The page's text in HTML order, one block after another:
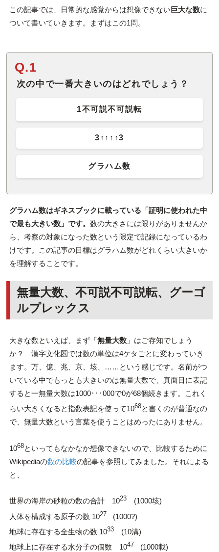
この記事では、日常的な感覚からは想像できない 巨大な数に
ついて書いていきます。まずはこの1問。
Q.1
次の中で一番大きいのはどれでしょう？
1不可説不可説転
3↑↑↑↑3
グラハム数
グラハム数はギネスブックに載っている「証明に使われた中
で最も大きい数」です。 数の大きさには限りがありませんか
ら、考察の対象になった数という限定で記録になっているわ
けです。この記事の目標はグラハム数がどれくらい大きいか
を理解することです。
無量大数、不可説不可説転、グーゴ
ルプレックス
大きな数といえば、まず「無量大数」はご存知でしょう
か？ 漢字文化圏では数の単位は4ケタごとに変わっていき
ます。万、億、兆、京、垓、……という感じです。名前がつ
いている中でもっとも大きいのは無量大数で、真面目に表記
すると一無量大数は1000･･･000で0が68個続きます。これく
らい大きくなると指数表記を使って1068と書くのが普通なの
で、無量大数という言葉を使うことはめったにありません。
1068といってもなかなか想像できないので、比較するために
Wikipediaの数の比較の記事を参照してみました。それによる
と、
世界の海岸の砂粒の数の合計 1023(1000垓)
人体を構成する原子の数 1027 (1000?)
地球に存在する全生物の数 1033(10溝)
地球上に存在する水分子の個数 1047 (1000載)